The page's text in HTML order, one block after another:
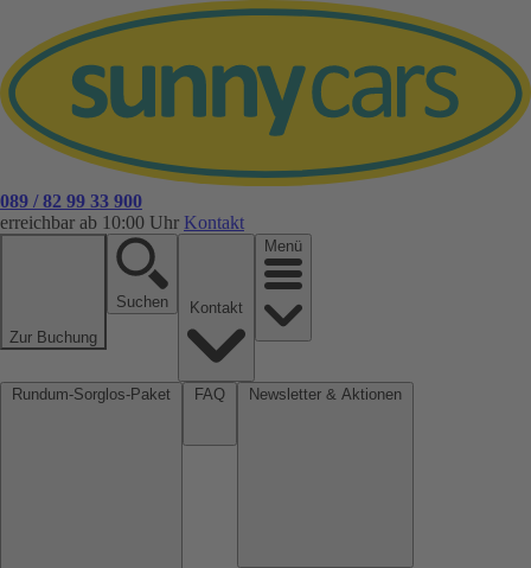
089 / 82 99 33 900
erreichbar ab 10:00 Uhr Kontakt
Zur Buchung
Suchen
Menü